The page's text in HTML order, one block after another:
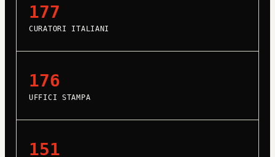
177
CURATORI ITALIANI
176
UFFICI STAMPA
151